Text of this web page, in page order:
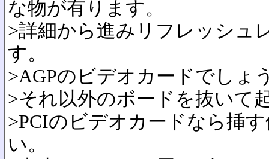
な物が有ります。
>詳細から進みリフレッシュ
す。
>AGPのビデオカードでしょ
>それ以外のボードを抜いて
>PCIのビデオカードなら挿
い。